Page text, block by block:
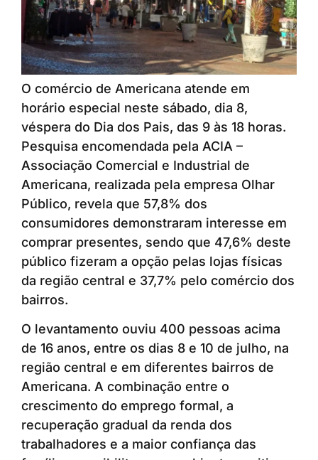
O comércio de Americana atende em
horário especial neste sábado, dia 8,
véspera do Dia dos Pais, das 9 às 18 horas.
Pesquisa encomendada pela ACIA –
Associação Comercial e Industrial de
Americana, realizada pela empresa Olhar
Público, revela que 57,8% dos
consumidores demonstraram interesse em
comprar presentes, sendo que 47,6% deste
público fizeram a opção pelas lojas físicas
da região central e 37,7% pelo comércio dos
bairros.
O levantamento ouviu 400 pessoas acima
de 16 anos, entre os dias 8 e 10 de julho, na
região central e em diferentes bairros de
Americana. A combinação entre o
crescimento do emprego formal, a
recuperação gradual da renda dos
trabalhadores e a maior confiança das